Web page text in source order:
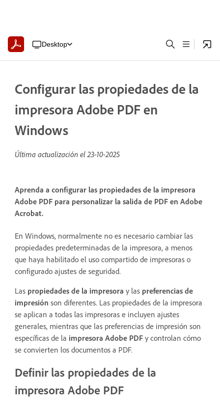
Desktop
Configurar las propiedades de la
impresora Adobe PDF en
Windows
Última actualización el23-10-2025
Aprenda a configurar las propiedades de la impresora
Adobe PDF para personalizar la salida de PDF en Adobe
Acrobat.
En Windows, normalmente no es necesario cambiar las
propiedades predeterminadas de la impresora, a menos
que haya habilitado el uso compartido de impresoras o
configurado ajustes de seguridad.
Las propiedades de la impresora y las preferencias de
impresión son diferentes. Las propiedades de la impresora
se aplican a todas las impresoras e incluyen ajustes
generales, mientras que las preferencias de impresión son
específicas de la impresora Adobe PDF y controlan cómo
se convierten los documentos a PDF.
Definir las propiedades de la
impresora Adobe PDF